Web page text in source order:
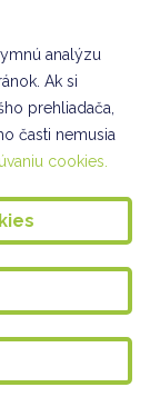
analýzu
Ak si
prehliadača,
časti nemusia
cookies.